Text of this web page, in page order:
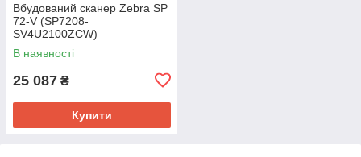
Вбудований сканер Zebra SP
72-V (SP7208-
SV4U2100ZCW)
В наявності
25 087 ₴
Купити